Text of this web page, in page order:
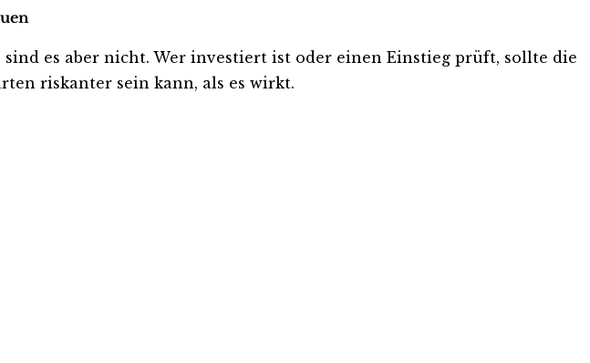
es aber nicht. Wer investiert ist oder einen Einstieg prüft, sollte die
riskanter sein kann, als es wirkt.